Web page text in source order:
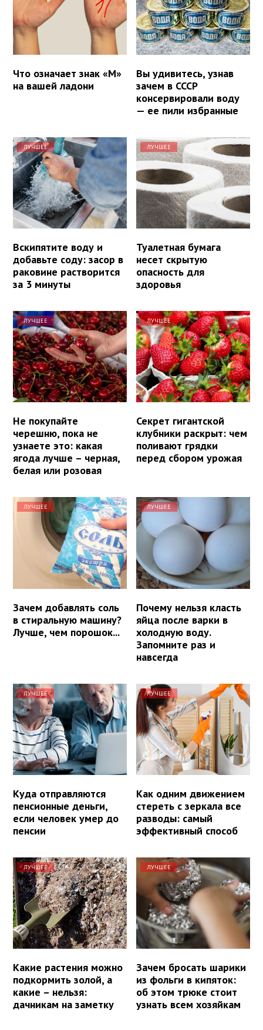
Что означает знак «М»
на вашей ладони
Вы удивитесь, узнав
зачем в СССР
консервировали воду
— ее пили избранные
ЛУЧШЕЕ
Вскипятите воду и
добавьте соду: засор в
раковине растворится
за 3 минуты
ЛУЧШЕЕ
Туалетная бумага
несет скрытую
опасность для
здоровья
ЛУЧШЕЕ
Не покупайте
черешню, пока не
узнаете это: какая
ягода лучше – черная,
белая или розовая
ЛУЧШЕЕ
Секрет гигантской
клубники раскрыт: чем
поливают грядки
перед сбором урожая
ЛУЧШЕЕ
Зачем добавлять соль
в стиральную машину?
Лучше, чем порошок...
ЛУЧШЕЕ
Почему нельзя класть
яйца после варки в
холодную воду.
Запомните раз и
навсегда
ЛУЧШЕЕ
Куда отправляются
пенсионные деньги,
если человек умер до
пенсии
ЛУЧШЕЕ
Как одним движением
стереть с зеркала все
разводы: самый
эффективный способ
ЛУЧШЕЕ
Какие растения можно
подкормить золой, а
какие – нельзя:
дачникам на заметку
ЛУЧШЕЕ
Зачем бросать шарики
из фольги в кипяток:
об этом трюке стоит
узнать всем хозяйкам